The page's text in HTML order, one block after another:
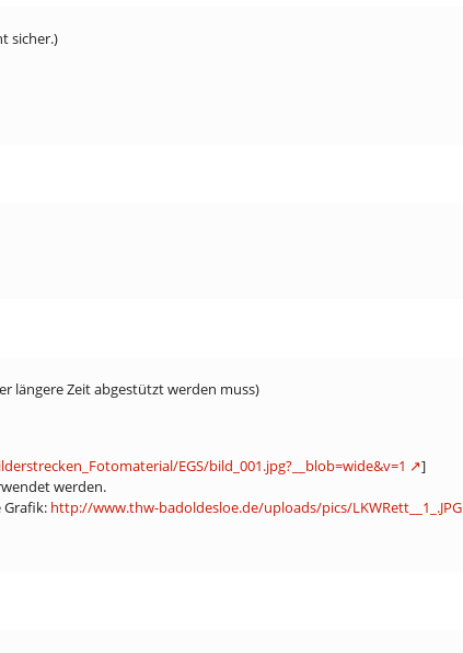
sicher.)
längere Zeit abgestützt werden muss)
EGS/bild_001.jpg?__blob=wide&v=1
]
werden.
Grafik: http://www.thw-badoldesloe.de/uploads/pics/LKWRett__1_.JPG